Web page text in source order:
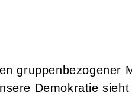
gruppenbezogener
Demokratie